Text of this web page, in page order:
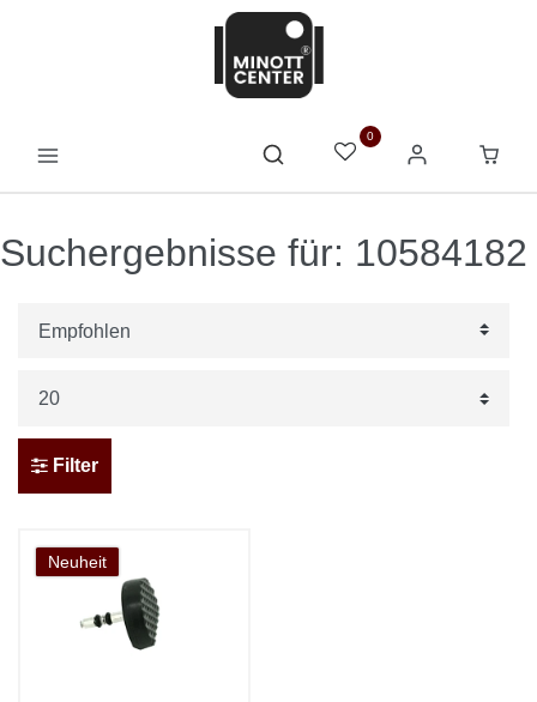
0
Suchergebnisse für: 10584182
Filter
Neuheit